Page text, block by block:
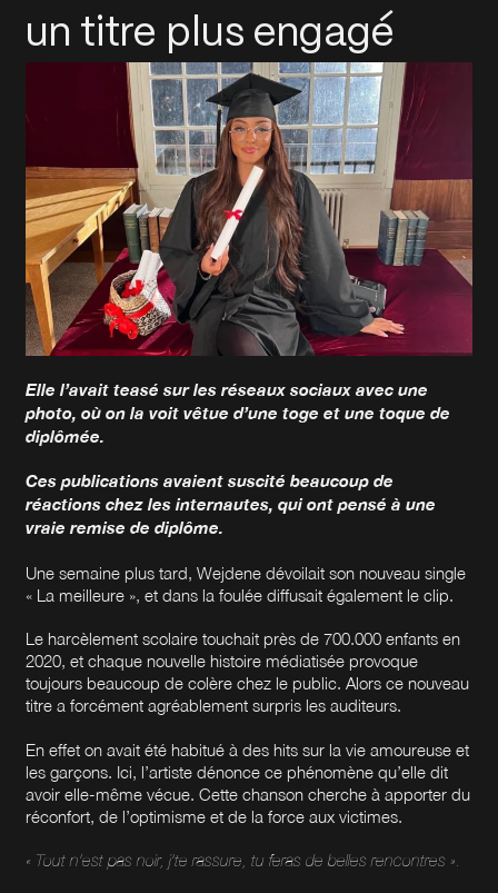
un titre plus engagé
Elle l’avait teasé sur les réseaux sociaux avec une
photo, où on la voit vêtue d’une toge et une toque de
diplômée.
Ces publications avaient suscité beaucoup de
réactions chez les internautes, qui ont pensé à une
vraie remise de diplôme.
Une semaine plus tard, Wejdene dévoilait son nouveau single
« La meilleure », et dans la foulée diffusait également le clip.
Le harcèlement scolaire touchait près de 700.000 enfants en
2020, et chaque nouvelle histoire médiatisée provoque
toujours beaucoup de colère chez le public. Alors ce nouveau
titre a forcément agréablement surpris les auditeurs.
En effet on avait été habitué à des hits sur la vie amoureuse et
les garçons. Ici, l’artiste dénonce ce phénomène qu’elle dit
avoir elle-même vécue. Cette chanson cherche à apporter du
réconfort, de l’optimisme et de la force aux victimes.
« Tout n’est pas noir, j’te rassure, tu feras de belles rencontres ».